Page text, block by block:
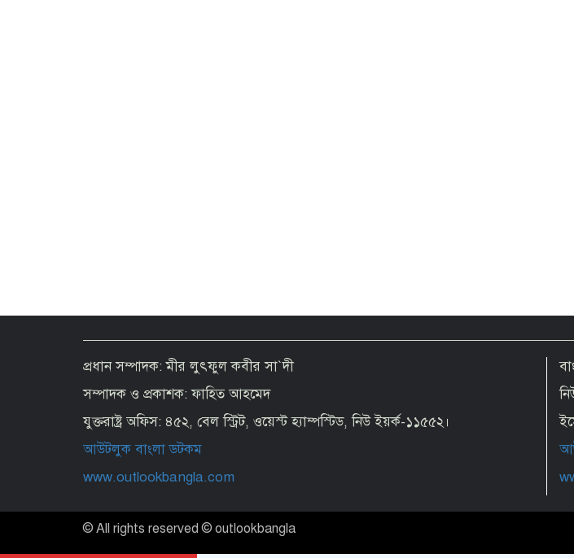
প্রধান সম্পাদক: মীর লুৎফুল কবীর সা`দী
সম্পাদক ও প্রকাশক: ফাহিত আহমেদ
যুক্তরাষ্ট্র অফিস: ৪৫২, বেল স্ট্রিট, ওয়েস্ট হ্যাম্পস্টিড, নিউ ইয়র্ক-১১৫৫২।
আউটলুক বাংলা ডটকম
www.outlookbangla.com
© All rights reserved © outlookbangla